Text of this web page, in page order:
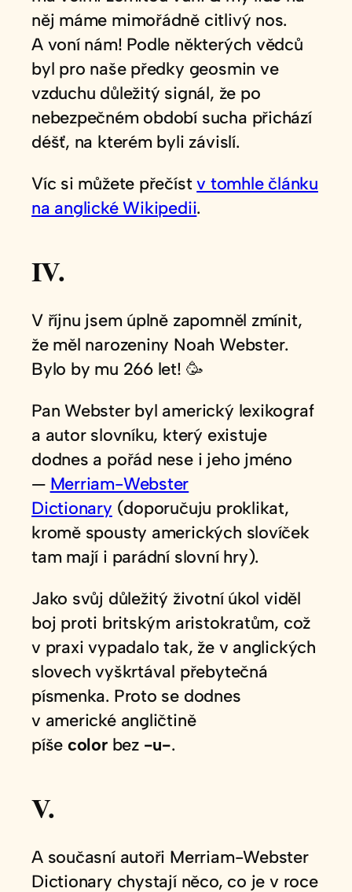
něj máme mimořádně citlivý nos.
A voní nám! Podle některých vědců
byl pro naše předky geosmin ve
vzduchu důležitý signál, že po
nebezpečném období sucha přichází
déšť, na kterém byli závislí.
Víc si můžete přečístv tomhle článku
na anglické Wikipedii.
IV.
V říjnu jsem úplně zapomněl zmínit,
že měl narozeniny Noah Webster.
Bylo by mu 266 let! 🥳
Pan Webster byl americký lexikograf
a autor slovníku, který existuje
dodnes a pořád nese i jeho jméno
— Merriam-Webster
Dictionary (doporučuju proklikat,
kromě spousty amerických slovíček
tam mají i parádní slovní hry).
Jako svůj důležitý životní úkol viděl
boj proti britským aristokratům, což
v praxi vypadalo tak, že v anglických
slovech vyškrtával přebytečná
písmenka. Proto se dodnes
v americké angličtině
píše colorbez -u-.
V.
A současní autoři Merriam-Webster
Dictionary chystají něco, co je v roce